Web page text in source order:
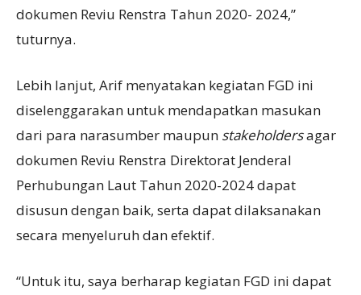
dokumen Reviu Renstra Tahun 2020- 2024,”
tuturnya.
Lebih lanjut, Arif menyatakan kegiatan FGD ini
diselenggarakan untuk mendapatkan masukan
dari para narasumber maupun stakeholdersagar
dokumen Reviu Renstra Direktorat Jenderal
Perhubungan Laut Tahun 2020-2024 dapat
disusun dengan baik, serta dapat dilaksanakan
secara menyeluruh dan efektif.
“Untuk itu, saya berharap kegiatan FGD ini dapat